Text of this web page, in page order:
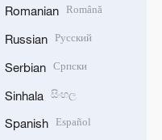
Romanian Română
Russian Русский
Serbian Српски
Sinhala සිංහල
Spanish Español